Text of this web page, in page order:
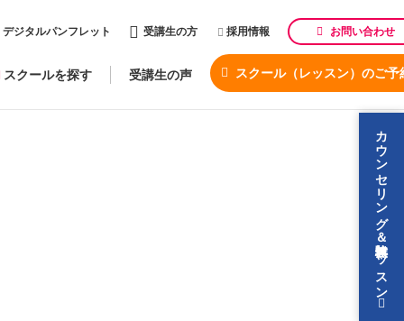
デジタルパンフレット 受講生の方 採用情報 お問い合わせ
スクールを探す 受講生の声 スクール（レッスン）のご予
カウンセリング＆無料体験レッスン